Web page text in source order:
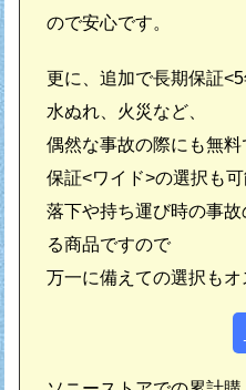
ので安心です。
更に、追加で長期保証
水ぬれ、火災など、
偶然な事故の際にも無
保証<ワイド>の選択も可
落下や持ち運び時の事
る商品ですので
万一に備えての選択もオ